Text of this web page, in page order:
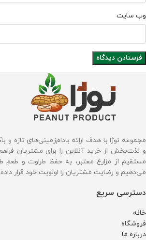
وب‌ سایت
مجموعه نوژا با هدف ارائه بادام‌زمینی‌های تازه و
و لذت‌بخش از خرید آنلاین را برای مشتریان
مستقیم از مزارع معتبر، به حفظ طراوت و
می‌دهیم و رضایت مشتریان را اولویت خود قرار
دسترسی سریع
خانه
فروشگاه
درباره ما